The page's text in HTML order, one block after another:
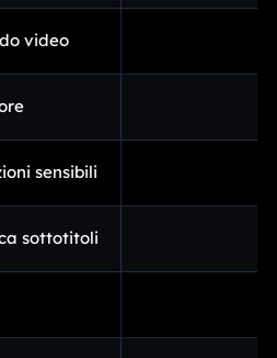
video
sensibili
sottotitoli